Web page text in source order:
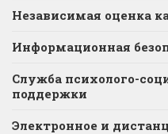
Независимая оценка
Информационная
Служба психолого-
поддержки
Электронное и